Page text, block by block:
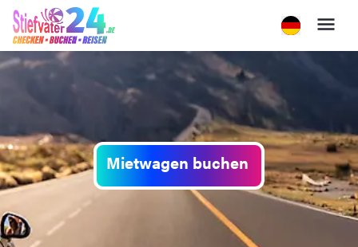
Mietwagen buchen